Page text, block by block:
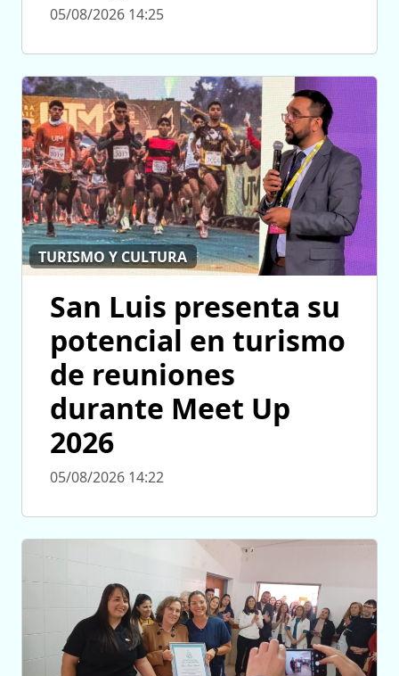
05/08/2026 14:25
TURISMO Y CULTURA
San Luis presenta su
potencial en turismo
de reuniones
durante Meet Up
2026
05/08/2026 14:22